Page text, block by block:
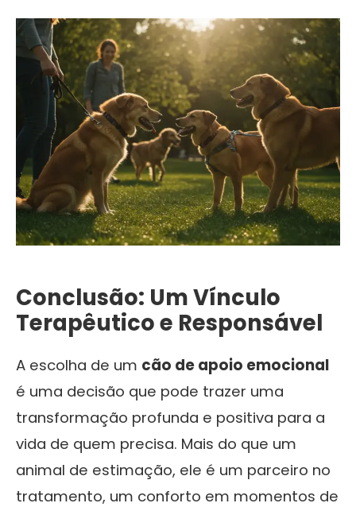
Conclusão: Um Vínculo
Terapêutico e Responsável
A escolha de um cão de apoio emocional
é uma decisão que pode trazer uma
transformação profunda e positiva para a
vida de quem precisa. Mais do que um
animal de estimação, ele é um parceiro no
tratamento, um conforto em momentos de